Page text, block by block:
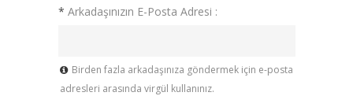
* Arkadaşınızın E-Posta Adresi :
Birden fazla arkadaşınıza göndermek için e-posta
adresleri arasında virgül kullanınız.